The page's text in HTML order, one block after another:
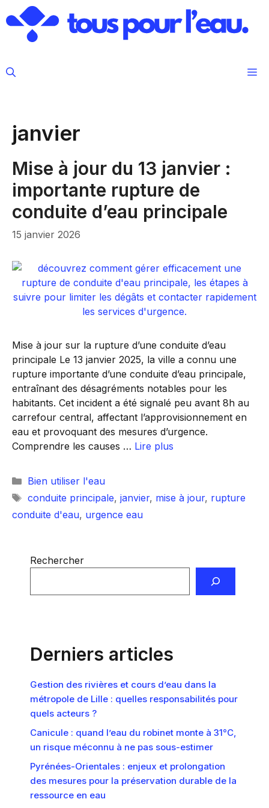
au
contenu
janvier
Mise à jour du 13 janvier :
importante rupture de
conduite d’eau principale
15 janvier 2026
Mise à jour sur la rupture d’une conduite d’eau
principale Le 13 janvier 2025, la ville a connu une
rupture importante d’une conduite d’eau principale,
entraînant des désagréments notables pour les
habitants. Cet incident a été signalé peu avant 8h au
carrefour central, affectant l’approvisionnement en
eau et provoquant des mesures d’urgence.
Comprendre les causes … Lire plus
Catégories
Bien utiliser l'eau
Étiquettes
conduite principale, janvier, mise à jour, rupture
conduite d'eau, urgence eau
Rechercher
Derniers articles
Gestion des rivières et cours d’eau dans la
métropole de Lille : quelles responsabilités pour
quels acteurs ?
Canicule : quand l’eau du robinet monte à 31°C,
un risque méconnu à ne pas sous-estimer
Pyrénées-Orientales : enjeux et prolongation
des mesures pour la préservation durable de la
ressource en eau